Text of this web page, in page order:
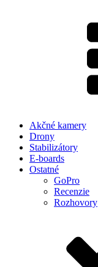
Akčné kamery
Drony
Stabilizátory
E-boards
Ostatné
GoPro
Recenzie
Rozhovory